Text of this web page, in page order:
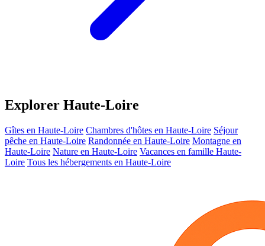
Explorer Haute-Loire
Gîtes en Haute-Loire Chambres d'hôtes en Haute-Loire Séjour
pêche en Haute-Loire Randonnée en Haute-Loire Montagne en
Haute-Loire Nature en Haute-Loire Vacances en famille Haute-
Loire Tous les hébergements en Haute-Loire